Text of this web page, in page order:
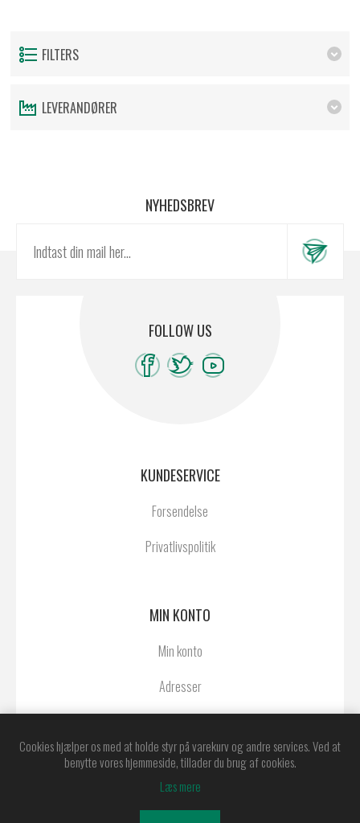
FILTERS
LEVERANDØRER
NYHEDSBREV
FOLLOW US
KUNDESERVICE
Forsendelse
Privatlivspolitik
MIN KONTO
Min konto
Adresser
Copyright © 2026 Østerby Agentur A/S. Alle
Cookies hjælper os med at holde styr på varekurv og andre services. Ved at
benytte vores hjemmeside, tillader du brug af cookies.
Læs mere